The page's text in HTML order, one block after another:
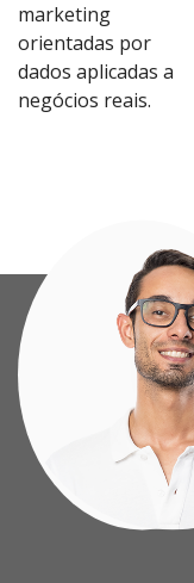
marketing
orientadas por
dados aplicadas a
negócios reais.